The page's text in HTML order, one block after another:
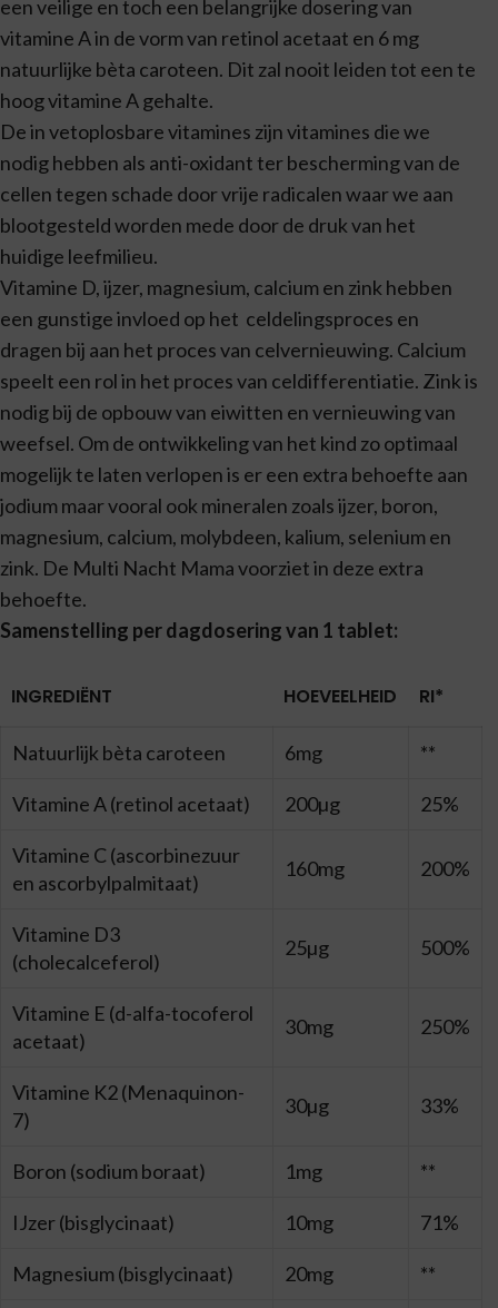
een veilige en toch een belangrijke dosering van
vitamine A in de vorm van retinol acetaat en 6 mg
natuurlijke bèta caroteen. Dit zal nooit leiden tot een te
hoog vitamine A gehalte.
De in vetoplosbare vitamines zijn vitamines die we
nodig hebben als anti-oxidant ter bescherming van de
cellen tegen schade door vrije radicalen waar we aan
blootgesteld worden mede door de druk van het
huidige leefmilieu.
Vitamine D, ijzer, magnesium, calcium en zink hebben
een gunstige invloed op het celdelingsproces en
dragen bij aan het proces van celvernieuwing. Calcium
speelt een rol in het proces van celdifferentiatie. Zink is
nodig bij de opbouw van eiwitten en vernieuwing van
weefsel. Om de ontwikkeling van het kind zo optimaal
mogelijk te laten verlopen is er een extra behoefte aan
jodium maar vooral ook mineralen zoals ijzer, boron,
magnesium, calcium, molybdeen, kalium, selenium en
zink. De Multi Nacht Mama voorziet in deze extra
behoefte.
Samenstelling per dagdosering van 1 tablet:
INGREDIËNT HOEVEELHEID RI*
Natuurlijk bèta caroteen 6mg **
Vitamine A (retinol acetaat) 200µg 25%
Vitamine C (ascorbinezuur
en ascorbylpalmitaat)
160mg 200%
Vitamine D3
(cholecalceferol)
25µg 500%
Vitamine E (d-alfa-tocoferol
acetaat)
30mg 250%
Vitamine K2 (Menaquinon-
7)
30µg 33%
Boron (sodium boraat) 1mg **
IJzer (bisglycinaat) 10mg 71%
Magnesium (bisglycinaat) 20mg **